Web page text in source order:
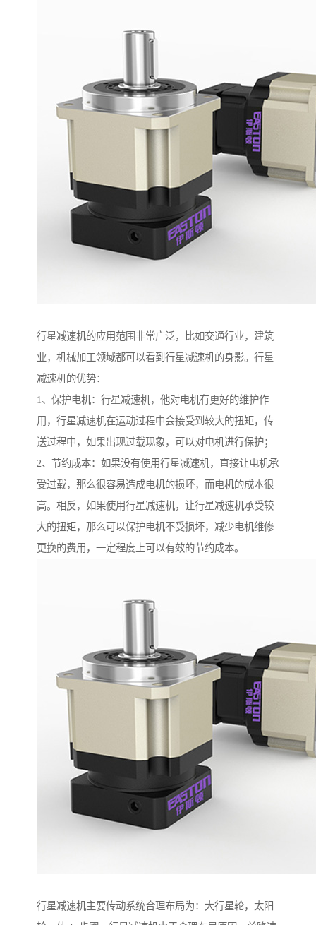
行星减速机的应用范围非常广泛，比如交通行业，建筑
业，机械加工领域都可以看到行星减速机的身影。行星
减速机的优势：
1、保护电机：行星减速机，他对电机有更好的维护作
用，行星减速机在运动过程中会接受到较大的扭矩，传
送过程中，如果出现过载现象，可以对电机进行保护；
2、节约成本：如果没有使用行星减速机，直接让电机承
受过载，那么很容易造成电机的损坏，而电机的成本很
高。相反，如果使用行星减速机，让行星减速机承受较
大的扭矩，那么可以保护电机不受损坏，减少电机维修
更换的费用，一定程度上可以有效的节约成本。
行星减速机主要传动系统合理布局为：大行星轮，太阳